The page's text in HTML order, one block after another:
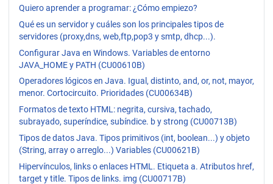
Quiero aprender a programar: ¿Cómo empiezo?
Qué es un servidor y cuáles son los principales tipos de
servidores (proxy,dns, web,ftp,pop3 y smtp, dhcp...).
Configurar Java en Windows. Variables de entorno
JAVA_HOME y PATH (CU00610B)
Operadores lógicos en Java. Igual, distinto, and, or, not, mayor,
menor. Cortocircuito. Prioridades (CU00634B)
Formatos de texto HTML: negrita, cursiva, tachado,
subrayado, superíndice, subíndice. b y strong (CU00713B)
Tipos de datos Java. Tipos primitivos (int, boolean...) y objeto
(String, array o arreglo...) Variables (CU00621B)
Hipervínculos, links o enlaces HTML. Etiqueta a. Atributos href,
target y title. Tipos de links. img (CU00717B)